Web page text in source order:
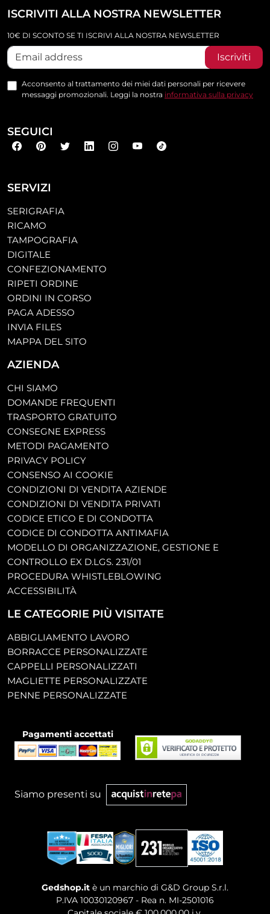
SERVIZI
SERIGRAFIA
RICAMO
TAMPOGRAFIA
DIGITALE
CONFEZIONAMENTO
RIPETI ORDINE
ORDINI IN CORSO
PAGA ADESSO
INVIA FILES
MAPPA DEL SITO
AZIENDA
CHI SIAMO
DOMANDE FREQUENTI
TRASPORTO GRATUITO
CONSEGNE EXPRESS
METODI PAGAMENTO
PRIVACY POLICY
CONSENSO AI COOKIE
CONDIZIONI DI VENDITA AZIENDE
CONDIZIONI DI VENDITA PRIVATI
CODICE ETICO E DI CONDOTTA
CODICE DI CONDOTTA ANTIMAFIA
MODELLO DI ORGANIZZAZIONE, GESTIONE E
CONTROLLO EX D.LGS. 231/01
PROCEDURA WHISTLEBLOWING
ACCESSIBILITÀ
LE CATEGORIE PIÙ VISITATE
ABBIGLIAMENTO LAVORO
BORRACCE PERSONALIZZATE
CAPPELLI PERSONALIZZATI
MAGLIETTE PERSONALIZZATE
PENNE PERSONALIZZATE
ISCRIVITI ALLA NOSTRA NEWSLETTER
10€ DI SCONTO SE TI ISCRIVI ALLA NOSTRA NEWSLETTER
Iscriviti
Acconsento al trattamento dei miei dati personali per ricevere
messaggi promozionali. Leggi la nostra informativa sulla privacy
SEGUICI
Pagamenti accettati
Siamo presenti su
Gedshop.it è un marchio di G&D Group S.r.l.
P.IVA 10030120967 - Rea n. MI-2501016